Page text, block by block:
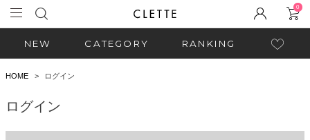
0
NEW CATEGORY RANKING
HOME ログイン
ログイン